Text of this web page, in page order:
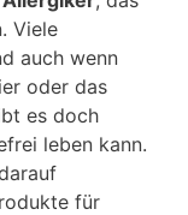
Viele
auch wenn
oder das
es doch
leben kann.
für